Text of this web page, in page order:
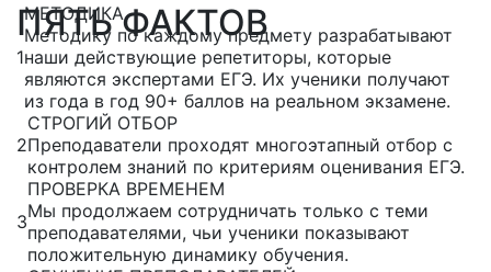
ПЯТЬ ФАКТОВ
1
МЕТОДИКА
Методику по каждому предмету разрабатывают
наши действующие репетиторы, которые
являются экспертами ЕГЭ. Их ученики получают
из года в год 90+ баллов на реальном экзамене.
2
СТРОГИЙ ОТБОР
Преподаватели проходят многоэтапный отбор с
контролем знаний по критериям оценивания ЕГЭ.
3
ПРОВЕРКА ВРЕМЕНЕМ
Мы продолжаем сотрудничать только с теми
преподавателями, чьи ученики показывают
положительную динамику обучения.